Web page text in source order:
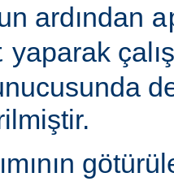
ardından
yaparak